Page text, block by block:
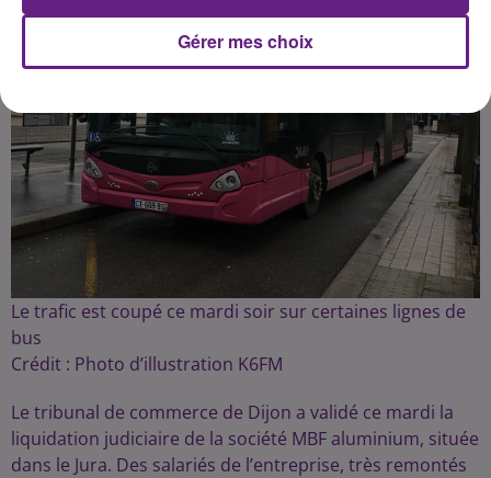
Le trafic est coupé ce mardi soir sur certaines lignes de
bus
Crédit : Photo d’illustration K6FM
Le tribunal de commerce de Dijon a validé ce mardi la
liquidation judiciaire de la société MBF aluminium, située
dans le Jura. Des salariés de l’entreprise, très remontés
Gérer mes choix